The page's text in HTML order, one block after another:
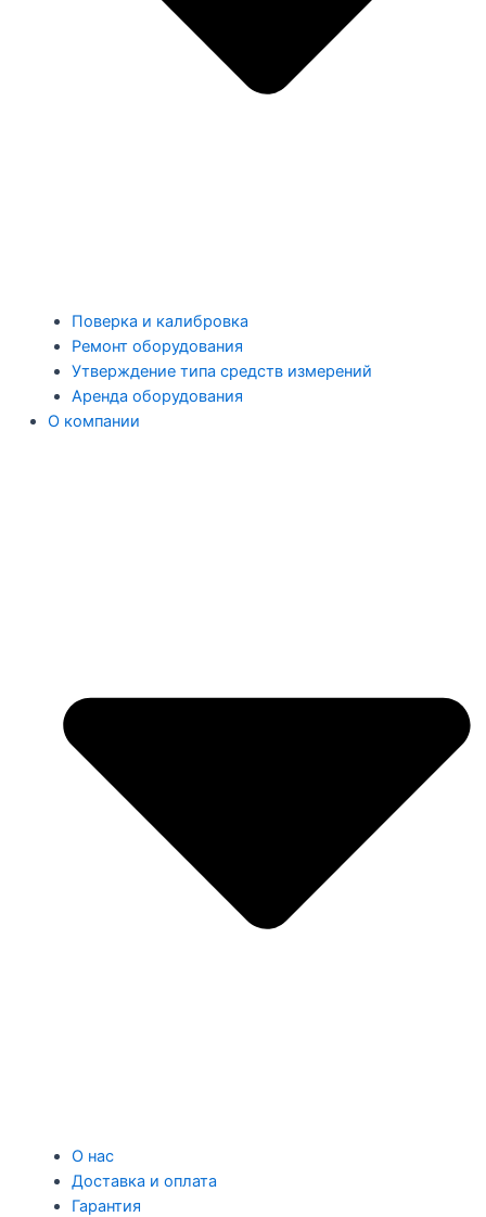
Поверка и калибровка
Ремонт оборудования
Утверждение типа средств измерений
Аренда оборудования
О компании
О нас
Доставка и оплата
Гарантия